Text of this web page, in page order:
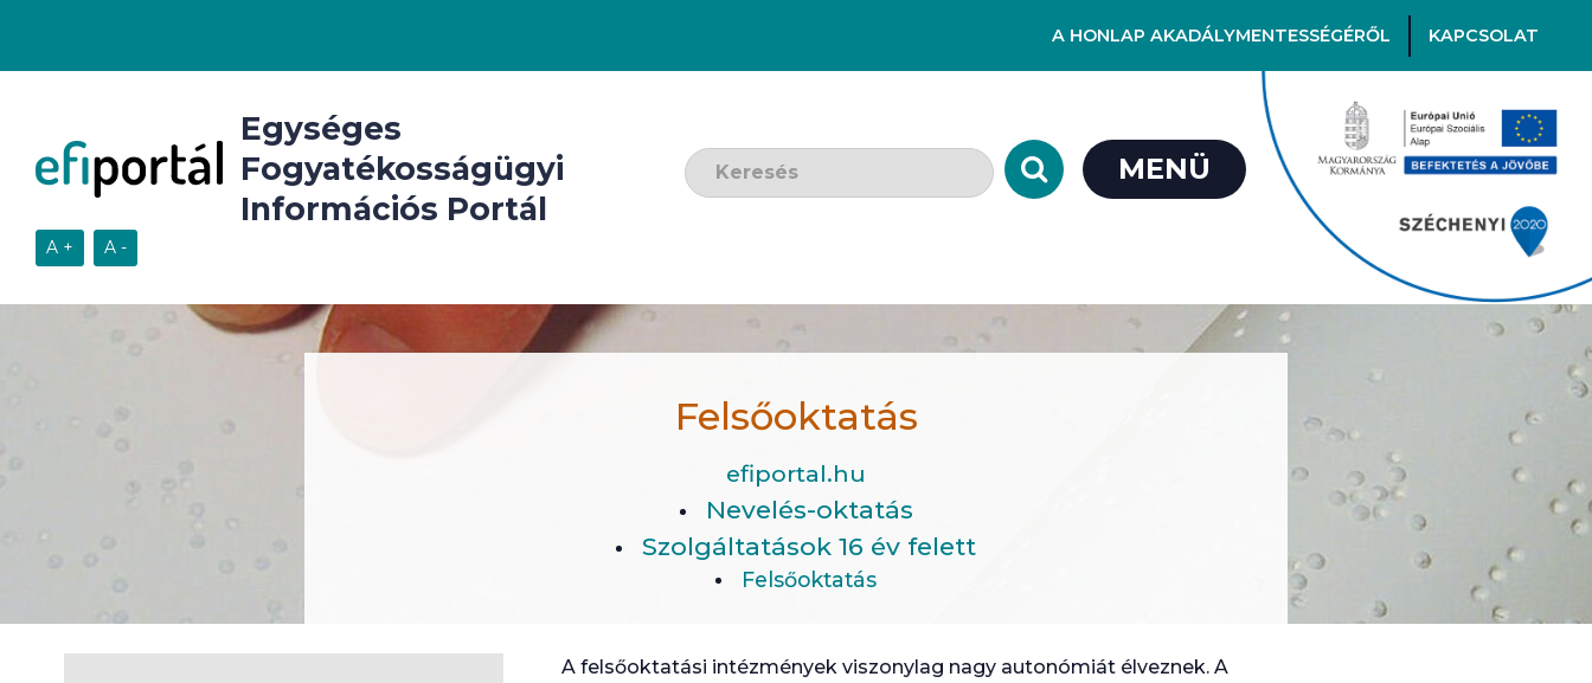
A HONLAP AKADÁLYMENTESSÉGÉRŐL KAPCSOLAT
Egységes
Fogyatékosságügyi
Információs Portál
Keresendő szó: MENÜ
Felsőoktatás
efiportal.hu
Nevelés-oktatás
Szolgáltatások 16 év felett
Felsőoktatás
A felsőoktatási intézmények viszonylag nagy autonómiát élveznek. A